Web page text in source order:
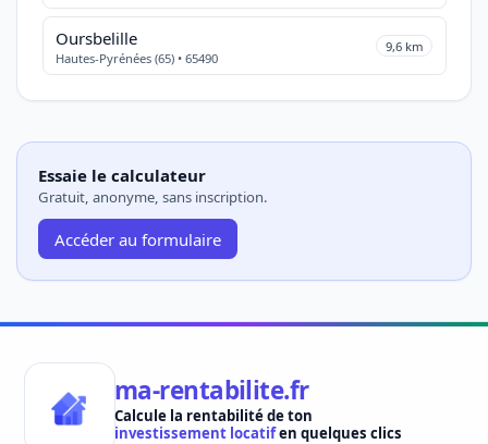
Oursbelille
Hautes-Pyrénées (65) • 65490
9,6 km
Essaie le calculateur
Gratuit, anonyme, sans inscription.
Accéder au formulaire
ma-rentabilite.fr
Calcule la rentabilité de ton
investissement locatifen quelques clics